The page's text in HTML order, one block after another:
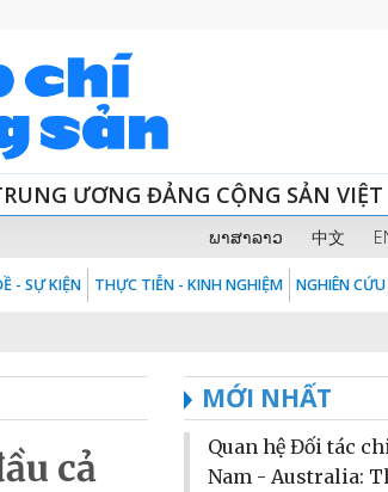
ƯƠNG ĐẢNG CỘNG SẢN
ພາສາລາວ 中文
- SỰ KIỆN THỰC TIỄN - KINH NGHIỆM NGHIÊN
cả
MỚI NHẤT
Quan hệ Đối tác
Nam - Australia: